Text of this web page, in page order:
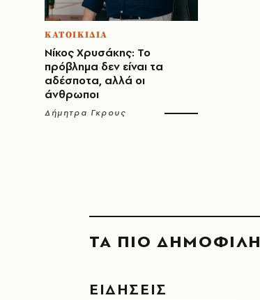
ΚΑΤΟΙΚΙΔΙΑ
Νίκος Χρυσάκης: Το
πρόβλημα δεν είναι τα
αδέσποτα, αλλά οι
άνθρωποι
Δήμητρα Γκρους
ΤΑ ΠΙΟ ΔΗΜΟΦΙΛΗ
ΕΙΔΗΣΕΙΣ